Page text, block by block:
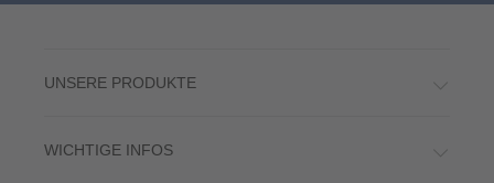
UNSERE PRODUKTE
WICHTIGE INFOS